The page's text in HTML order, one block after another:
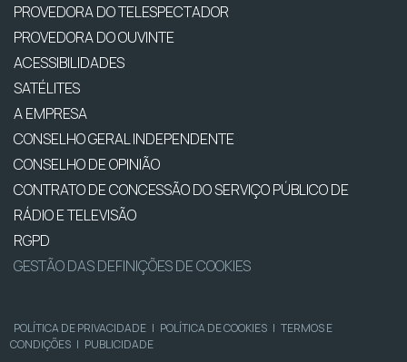
PROVEDORA DO TELESPECTADOR
PROVEDORA DO OUVINTE
ACESSIBILIDADES
SATÉLITES
A EMPRESA
CONSELHO GERAL INDEPENDENTE
CONSELHO DE OPINIÃO
CONTRATO DE CONCESSÃO DO SERVIÇO PÚBLICO DE
RÁDIO E TELEVISÃO
RGPD
GESTÃO DAS DEFINIÇÕES DE COOKIES
POLÍTICA DE PRIVACIDADE | POLÍTICA DE COOKIES | TERMOS E
CONDIÇÕES | PUBLICIDADE